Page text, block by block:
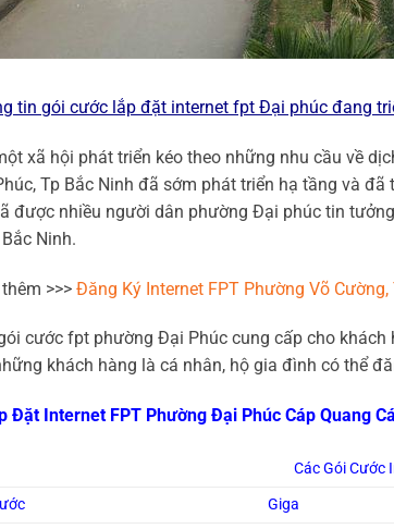
tin gói cước lắp đặt internet fpt Đại phúc đang
xã hội phát triển kéo theo những nhu cầu về
Tp Bắc Ninh đã sớm phát triển hạ tầng và
được nhiều người dân phường Đại phúc tin
Ninh.
>>> Đăng Ký Internet FPT Phường Võ
cước fpt phường Đại Phúc cung cấp cho
khách hàng là cá nhân, hộ gia đình có thể
Đặt Internet FPT Phường Đại Phúc Cáp Quang
Các Gói Cước
Giga